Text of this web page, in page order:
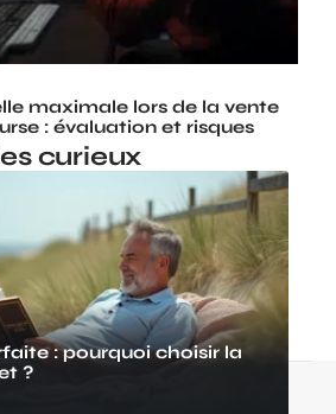
maximale lors de la vente
: évaluation et risques
curieux
: pourquoi choisir la
?